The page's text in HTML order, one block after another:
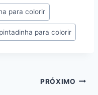
para colorir
para colorir
PRÓXIMO